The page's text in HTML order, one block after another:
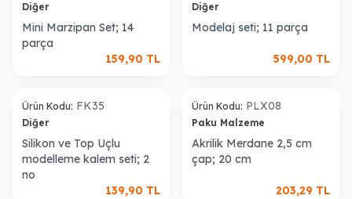
Diğer
Mini Marzipan Set; 14
parça
159,90 TL
Diğer
Modelaj seti; 11 parça
599,00 TL
Ürün Kodu: FK35
Diğer
Silikon ve Top Uçlu
modelleme kalem seti; 2
no
139,90 TL
Ürün Kodu: PLX08
Paku Malzeme
Akrilik Merdane 2,5 cm
çap; 20 cm
203,29 TL